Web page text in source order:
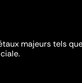
majeurs tels